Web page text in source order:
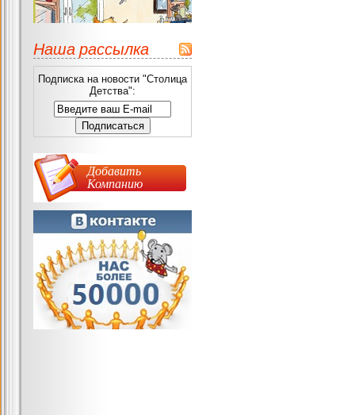
Наша рассылка
Подписка на новости "Столица
Детства":
Добавить
Компанию